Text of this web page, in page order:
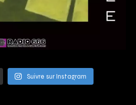
Suivre sur Instagram